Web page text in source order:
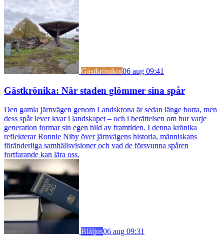
Gästkrönikor06 aug 09:41
Gästkrönika: När staden glömmer sina spår
Den gamla järnvägen genom Landskrona är sedan länge borta, men
dess spår lever kvar i landskapet – och i berättelsen om hur varje
generation formar sin egen bild av framtiden. I denna krönika
reflekterar Ronnie Niby över järnvägens historia, människans
föränderliga samhällsvisioner och vad de försvunna spåren
fortfarande kan lära oss.
Blåljus06 aug 09:31